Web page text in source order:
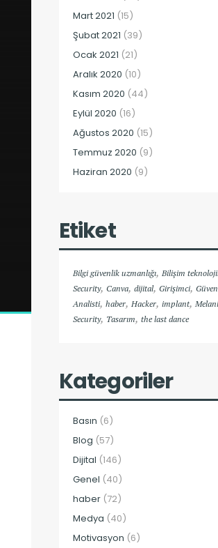
Mart 2021 (15)
Şubat 2021 (39)
Ocak 2021 (21)
Aralık 2020 (10)
Kasım 2020 (44)
Eylül 2020 (16)
Ağustos 2020 (15)
Temmuz 2020 (9)
Haziran 2020 (9)
Etiket
Bilgi güvenlik uzmanlığı, Bilişim
Security, Canva, dijital, Girişimci,
Analisti, haber, Hacker, implant,
Security, Tasarım, the last dance
Kategoriler
Basın (6)
Blog (57)
Dijital (146)
Genel (40)
haber (72)
Medya (40)
Motivasyon (6)